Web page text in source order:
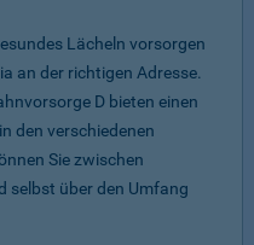
Lächeln vorsorgen
an der richtigen Adresse.
D bieten einen
in den verschiedenen
Sie zwischen
selbst über den Umfang